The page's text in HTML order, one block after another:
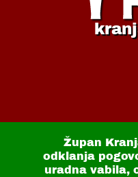
Župan
odklanja
uradna vabila,